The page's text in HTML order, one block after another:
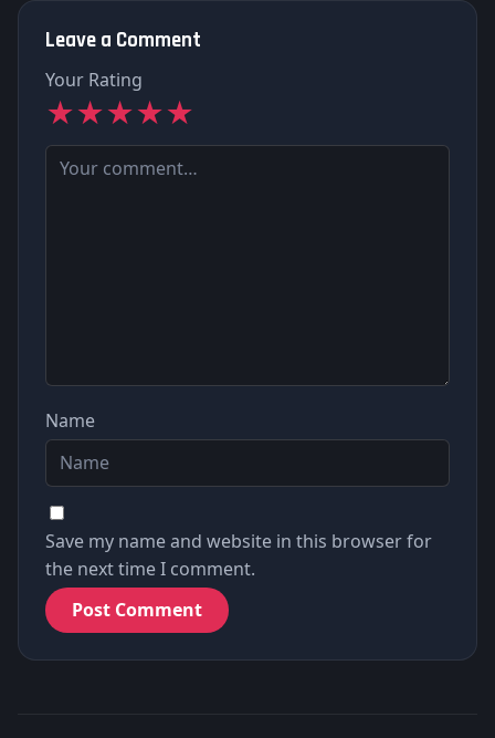
Leave a Comment
Your Rating
★
★
★
★
★
Name
Save my name and website in this browser for
the next time I comment.